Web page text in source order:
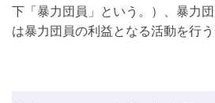
下「暴力団員」という。）、暴力
は暴力団員の利益となる活動を行う